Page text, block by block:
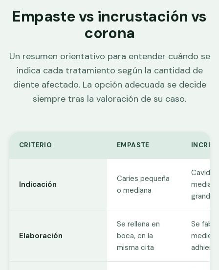
Empaste vs incrustación vs
corona
Un resumen orientativo para entender cuándo se
indica cada tratamiento según la cantidad de
diente afectado. La opción adecuada se decide
siempre tras la valoración de su caso.
CRITERIO EMPASTE
Indicación
Caries pequeña
o mediana
Cavidad
grande
Elaboración
Se rellena en
boca, en la
misma cita
Se
medida
adhiere